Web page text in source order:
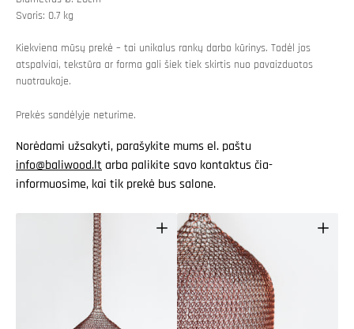
Svoris: 0.7 kg
Kiekviena mūsų prekė – tai unikalus rankų darbo kūrinys. Todėl jos
atspalviai, tekstūra ar forma gali šiek tiek skirtis nuo pavaizduotos
nuotraukoje.
Prekės sandėlyje neturime.
Norėdami užsakyti, parašykite mums el. paštu
info@baliwood.lt arba palikite savo kontaktus čia-
informuosime, kai tik prekė bus salone.